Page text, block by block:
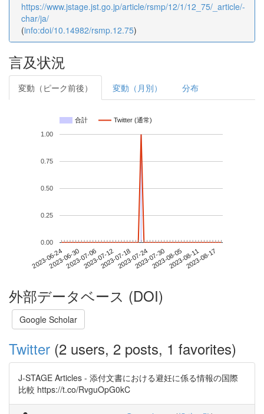
https://www.jstage.jst.go.jp/article/rsmp/12/1/12_75/_article/-
char/ja/
(info:doi/10.14982/rsmp.12.75)
言及状況
変動（ピーク前後） 変動（月別） 分布
合計 Twitter (通常)
2023-06-242023-06-302023-07-062023-07-122023-07-182023-07-242023-07-302023-08-052023-08-112023-08-17
0.00
0.25
0.50
0.75
1.00
外部データベース (DOI)
Google Scholar
Twitter (2 users, 2 posts, 1 favorites)
J-STAGE Articles - 添付文書における避妊に係る情報の国際
比較 https://t.co/RvguOpG0kC